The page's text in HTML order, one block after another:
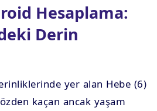
Hesaplama:
Derin
yer alan Hebe (6)
kaçan ancak yaşam